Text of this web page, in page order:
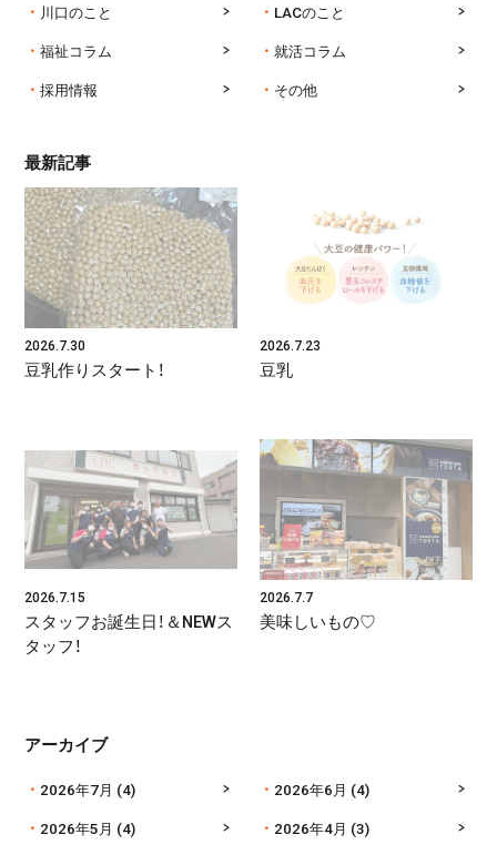
川口のこと
LACのこと
福祉コラム
就活コラム
採用情報
その他
最新記事
2026.7.30
豆乳作りスタート！
2026.7.23
豆乳
2026.7.15
スタッフお誕生日！＆NEWス
タッフ！
2026.7.7
美味しいもの♡
アーカイブ
2026年7月 (4) 2026年6月 (4)
2026年5月 (4) 2026年4月 (3)